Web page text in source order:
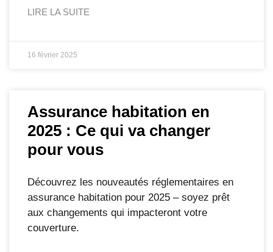
LIRE LA SUITE
16 février 2025
Assurance habitation en
2025 : Ce qui va changer
pour vous
Découvrez les nouveautés réglementaires en
assurance habitation pour 2025 – soyez prêt
aux changements qui impacteront votre
couverture.